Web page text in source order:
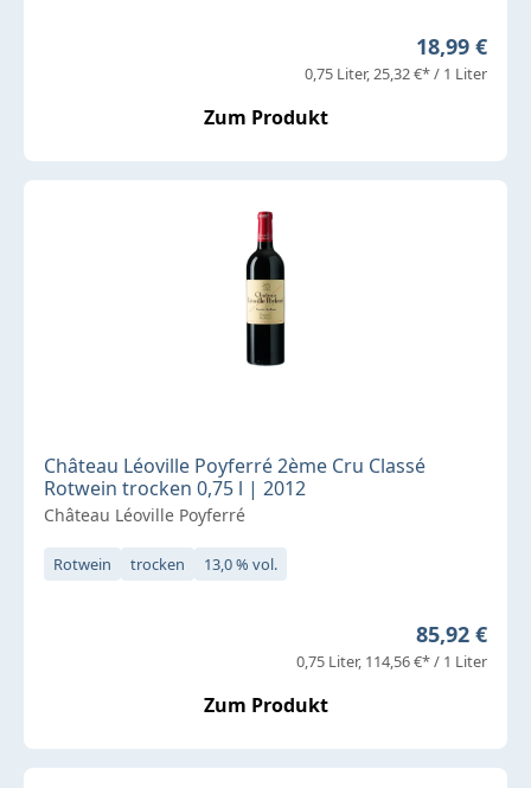
Regulärer
18,99 €
0,75 Liter 25,32 €* / 1 Liter
Zum Produkt
Château Léoville Poyferré 2ème Cru Classé
Rotwein trocken 0,75 l | 2012
Château Léoville Poyferré
Rotwein trocken 13,0 % vol.
Regulärer
85,92 €
0,75 Liter 114,56 €* / 1 Liter
Zum Produkt